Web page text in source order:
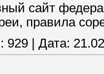
сайт
правила
929 Дата: